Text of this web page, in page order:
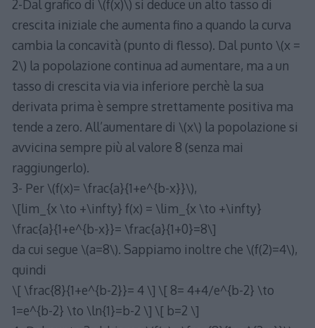
2-Dal grafico di \(f(x)\) si deduce un alto tasso di
crescita iniziale che aumenta fino a quando la curva
cambia la concavità (punto di flesso). Dal punto \(x =
2\) la popolazione continua ad aumentare, ma a un
tasso di crescita via via inferiore perchè la sua
derivata prima è sempre strettamente positiva ma
tende a zero. All’aumentare di \(x\) la popolazione si
avvicina sempre più al valore 8 (senza mai
raggiungerlo).
3- Per \(f(x)= \frac{a}{1+e^{b-x}}\),
\[lim_{x \to +\infty} f(x) = \lim_{x \to +\infty}
\frac{a}{1+e^{b-x}}= \frac{a}{1+0}=8\]
da cui segue \(a=8\). Sappiamo inoltre che \(f(2)=4\),
quindi
\[ \frac{8}{1+e^{b-2}}= 4 \] \[ 8= 4+4/e^{b-2} \to
1=e^{b-2} \to \ln{1}=b-2 \] \[ b=2 \]